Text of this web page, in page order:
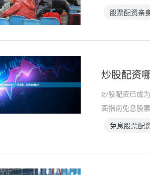
股票配资亲
炒股配资
炒股配资已成
面指南免息股
免息股票配